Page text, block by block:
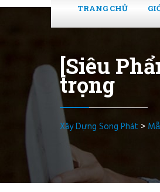
TRANG CHỦ
[Siêu
trọng
Xây Dựng Song Phát >